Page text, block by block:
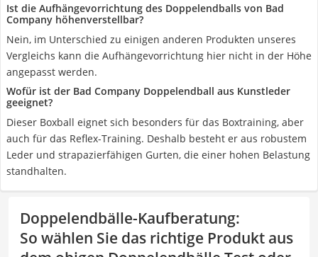
Ist die Aufhängevorrichtung des Doppelendballs von Bad
Company höhenverstellbar?
Nein, im Unterschied zu einigen anderen Produkten unseres
Vergleichs kann die Aufhängevorrichtung hier nicht in der Höhe
angepasst werden.
Wofür ist der Bad Company Doppelendball aus Kunstleder
geeignet?
Dieser Boxball eignet sich besonders für das Boxtraining, aber
auch für das Reflex-Training. Deshalb besteht er aus robustem
Leder und strapazierfähigen Gurten, die einer hohen Belastung
standhalten.
Doppelendbälle-Kaufberatung:
So wählen Sie das richtige Produkt aus